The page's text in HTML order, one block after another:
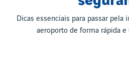
Dicas essenciais para passar pela
aeroporto de forma rápida